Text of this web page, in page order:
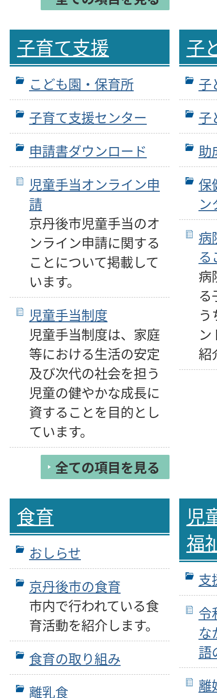
子育て支援
こども園・保育所
子育て支援センター
申請書ダウンロード
児童手当オンライン申
請
京丹後市児童手当のオ
ンライン申請に関する
ことについて掲載して
います。
児童手当制度
児童手当制度は、家庭
等における生活の安定
及び次代の社会を担う
児童の健やかな成長に
資することを目的とし
ています。
全ての項目を見る
子
子
子
助
保
ン
病
る
病
る
紹
食育
おしらせ
京丹後市の食育
市内で行われている食
育活動を紹介します。
食育の取り組み
離乳食
児
福
支
令
な
語
離